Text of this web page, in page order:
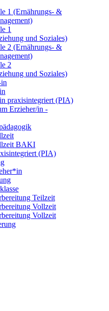
1 (Ernährungs- &
1
und Soziales)
2 (Ernährungs- &
2
und Soziales)
in
praxisintegriert (PIA)
Erzieher/in -
BAKI
(PIA)
Teilzeit
Vollzeit
Vollzeit